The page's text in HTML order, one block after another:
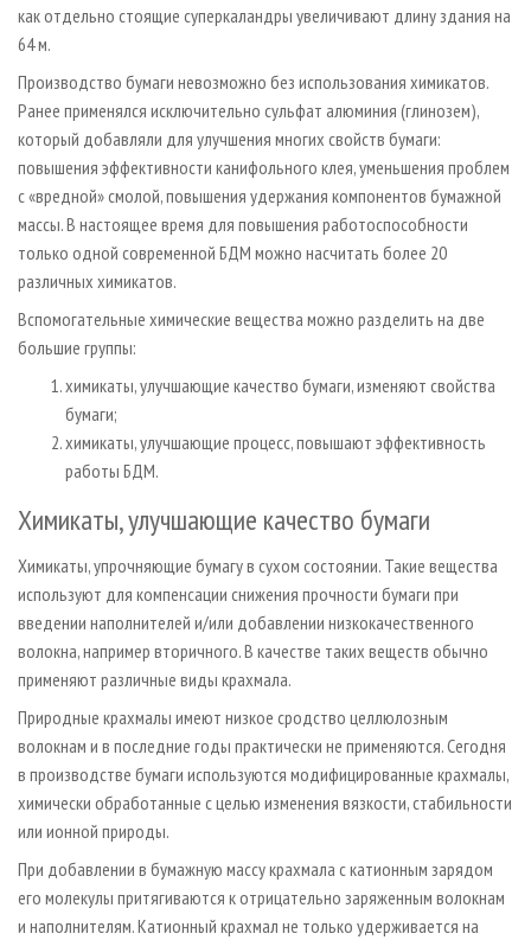
как отдельно стоящие суперкаландры увеличивают длину здания на
64 м.
Производство бумаги невозможно без использования химикатов.
Ранее применялся исключительно сульфат алюминия (глинозем),
который добавляли для улучшения многих свойств бумаги:
повышения эффективности канифольного клея, уменьшения проб­лем
с «вредной» смолой, повышения удержания компонентов бумажной
массы. В настоящее время для повышения работоспособности
только одной современной БДМ можно насчитать более 20
различных химикатов.
Вспомогательные химические вещества можно разделить на две
большие группы:
химикаты, улучшающие качество бумаги, изменяют свойства
бумаги;
химикаты, улучшающие процесс, повышают эффективность
работы БДМ.
Химикаты, улучшающие качество бумаги
Химикаты, упрочняющие бумагу в сухом состоянии. Такие вещества
используют для компенсации снижения прочности бумаги при
введении наполнителей и/или добавлении низкокачественного
волокна, например вторичного. В качестве таких веществ обычно
применяют различные виды крахмала.
Природные крахмалы имеют низкое сродство целлюлозным
волокнам и в последние годы практически не применяются. Сегодня
в производстве бумаги используются модифицированные крахмалы,
химически обработанные с целью изменения вязкости, стабильности
или ионной природы.
При добавлении в бумажную массу крахмала с катионным зарядом
его молекулы притягиваются к отрицательно заряженным волокнам
и наполнителям. Катионный крахмал не только удерживается на